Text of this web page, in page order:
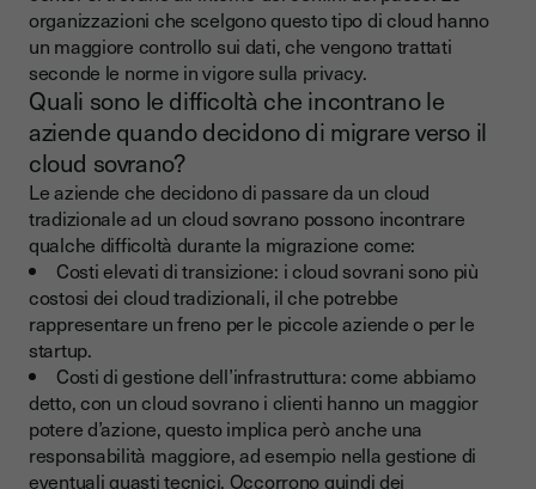
organizzazioni che scelgono questo tipo di cloud hanno
un maggiore controllo sui dati, che vengono trattati
seconde le norme in vigore sulla privacy.
Quali sono le difficoltà che incontrano le
aziende quando decidono di migrare verso il
cloud sovrano?
Le aziende che decidono di passare da un cloud
tradizionale ad un cloud sovrano possono incontrare
qualche difficoltà durante la migrazione come:
Costi elevati di transizione: i cloud sovrani sono più
costosi dei cloud tradizionali, il che potrebbe
rappresentare un freno per le piccole aziende o per le
startup.
Costi di gestione dell’infrastruttura: come abbiamo
detto, con un cloud sovrano i clienti hanno un maggior
potere d’azione, questo implica però anche una
responsabilità maggiore, ad esempio nella gestione di
eventuali guasti tecnici. Occorrono quindi dei